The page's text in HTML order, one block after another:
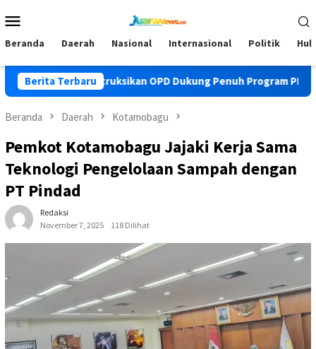
ke
Mobile
Beranda Daerah Nasional Internasional Politik
Berita Terbaru
Yusra Instruksikan OPD Dukung Penuh Program PKK
Beranda Daerah Kotamobagu
Pemkot Kotamobagu Jajaki Kerja Sama
Teknologi Pengelolaan Sampah dengan
PT Pindad
Redaksi
November 7, 2025
118 Dilihat